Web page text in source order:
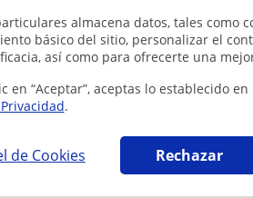
almacena datos, tales como
básico del sitio, personalizar el
así como para ofrecerte una
en “Aceptar”, aceptas lo establecido
.
de Cookies Rechazar
¿Hay algún error en este
Fuengirola que pueden